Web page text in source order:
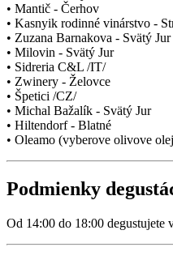
• Mantič - Čerhov
• Kasnyik rodinné vinárstvo -
• Zuzana Barnakova - Svätý Jur
• Milovin - Svätý Jur
• Sidreria C&L /IT/
• Zwinery - Želovce
• Špetici /CZ/
• Michal Bažalík - Svätý Jur
• Hiltendorf - Blatné
• Oleamo (vyberove olivove
Podmienky
Od 14:00 do 18:00 degustujete